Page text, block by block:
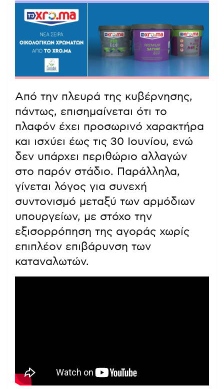
Από την πλευρά της κυβέρνησης,
πάντως, επισημαίνεται ότι το
πλαφόν έχει προσωρινό χαρακτήρα
και ισχύει έως τις 30 Ιουνίου, ενώ
δεν υπάρχει περιθώριο αλλαγών
στο παρόν στάδιο. Παράλληλα,
γίνεται λόγος για συνεχή
συντονισμό μεταξύ των αρμόδιων
υπουργείων, με στόχο την
εξισορρόπηση της αγοράς χωρίς
επιπλέον επιβάρυνση των
καταναλωτών.